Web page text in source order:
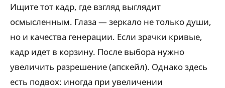
Ищите тот кадр, где взгляд выглядит
осмысленным. Глаза — зеркало не только души,
но и качества генерации. Если зрачки кривые,
кадр идет в корзину. После выбора нужно
увеличить разрешение (апскейл). Однако здесь
есть подвох: иногда при увеличении